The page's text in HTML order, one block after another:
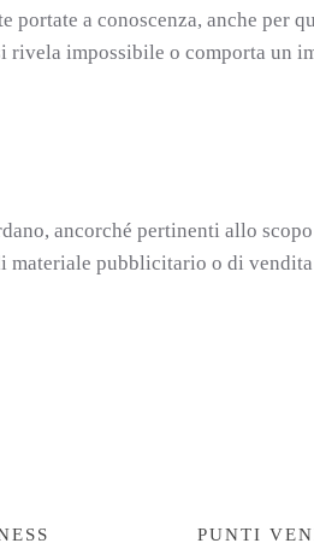
portate a conoscenza, anche
impossibile o comporta un
ancorché pertinenti allo
pubblicitario o di
PUNTI